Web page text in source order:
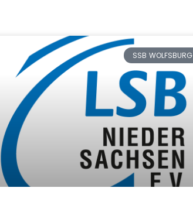
SSB WOLFSBURG